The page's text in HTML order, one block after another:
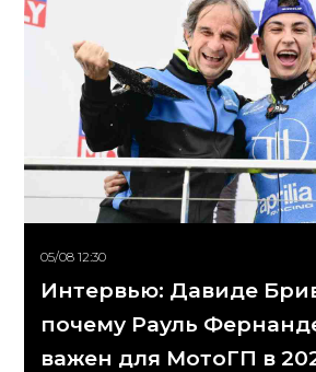
05/08 12:30
Интервью: Давиде
почему Рауль
важен для МотоГП в